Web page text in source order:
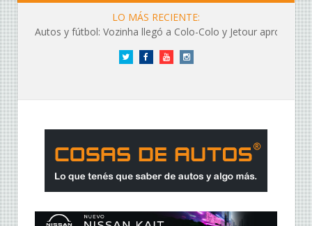
LO MÁS RECIENTE:
Autos y fútbol: Vozinha llegó a Colo-Colo y Jetour aprovechó los flashes
Twitter FacebookYouTubeInstagram